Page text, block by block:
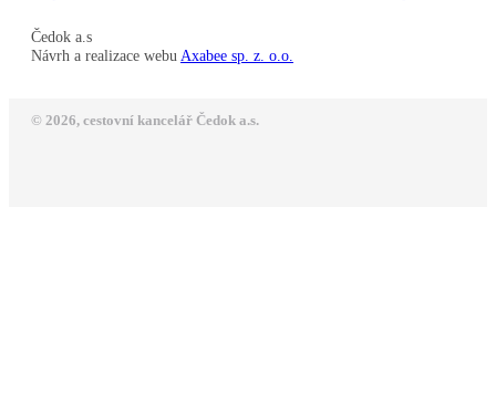
Čedok a.s
Návrh a realizace webu Axabee sp. z. o.o.
© 2026, cestovní kancelář Čedok a.s.